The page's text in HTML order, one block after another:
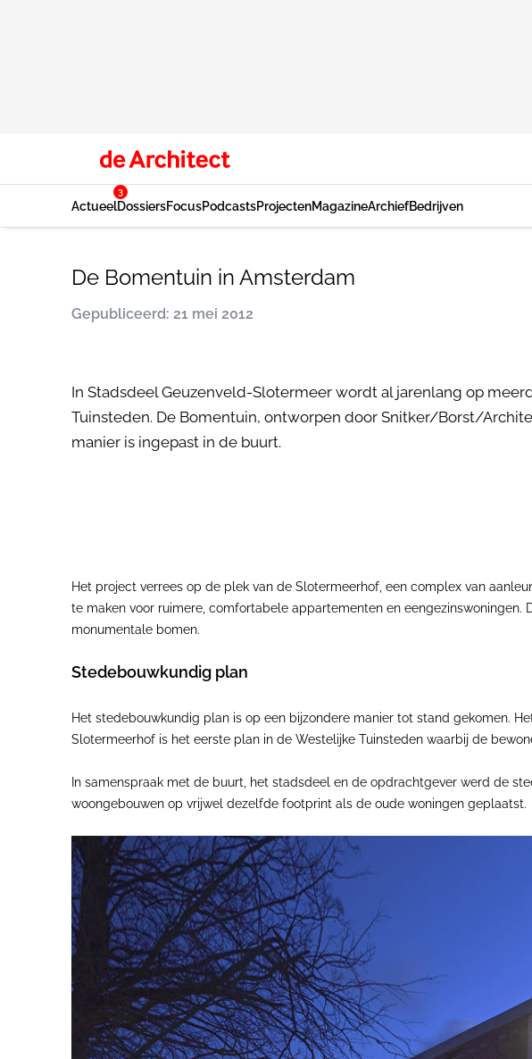
Actueel
3
DossiersFocusPodcastsProjectenMagazineArchiefBedrijven
De Bomentuin in Amsterdam
Gepubliceerd: 21 mei 2012
In Stadsdeel Geuzenveld-Slotermeer wordt al jarenlang op
Tuinsteden. De Bomentuin, ontworpen door Snitker/Borst/
manier is ingepast in de buurt.
Het project verrees op de plek van de Slotermeerhof, een complex van
te maken voor ruimere, comfortabele appartementen en
monumentale bomen.
Stedebouwkundig plan
Het stedebouwkundig plan is op een bijzondere manier tot stand gekomen.
Slotermeerhof is het eerste plan in de Westelijke Tuinsteden waarbij de
In samenspraak met de buurt, het stadsdeel en de opdrachtgever werd de
woongebouwen op vrijwel dezelfde footprint als de oude woningen geplaatst.